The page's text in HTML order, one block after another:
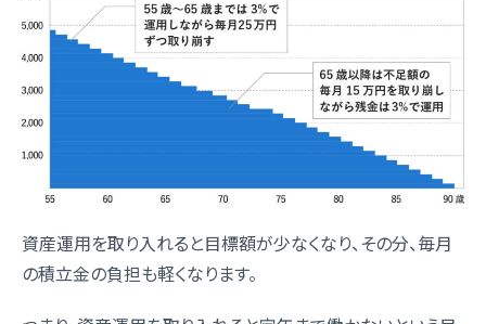
資産運用を取り入れると目標額が少なくなり、その分、毎月
の積立金の負担も軽くなります。